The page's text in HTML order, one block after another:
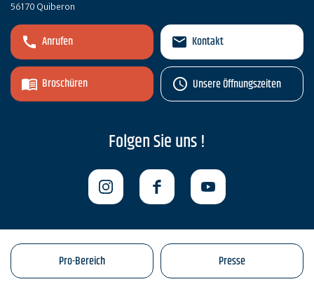
56170 Quiberon
Anrufen
Broschüren
Kontakt
Unsere Öffnungszeiten
Folgen Sie uns !
Pro-Bereich Presse